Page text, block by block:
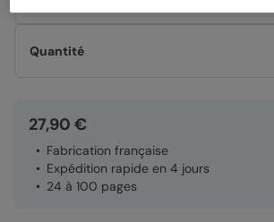
Quantité
27,90 €
Fabrication française
Expédition rapide en 4 jours
24 à 100 pages